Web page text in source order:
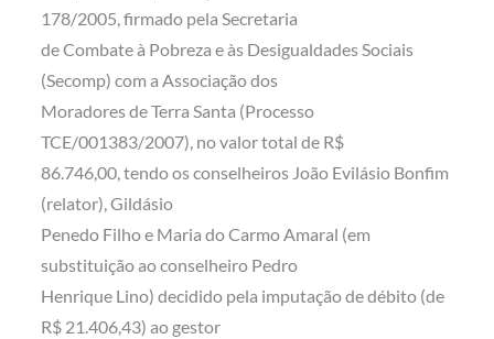
178/2005, firmado pela Secretaria
de Combate à Pobreza e às Desigualdades Sociais
(Secomp) com a Associação dos
Moradores de Terra Santa (Processo
TCE/001383/2007), no valor total de R$
86.746,00, tendo os conselheiros João Evilásio Bonfim
(relator), Gildásio
Penedo Filho e Maria do Carmo Amaral (em
substituição ao conselheiro Pedro
Henrique Lino) decidido pela imputação de débito (de
R$ 21.406,43) ao gestor